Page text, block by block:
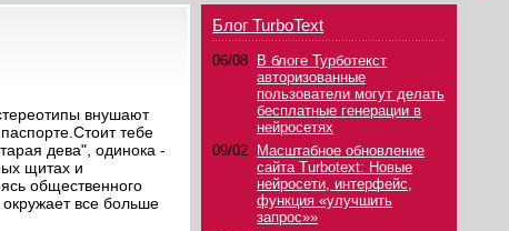
внушают
тебе
дева", одинока -
щитах и
общественного
все больше
Блог TurboText
06/08
В блоге Турботекст
авторизованные
пользователи могут делать
бесплатные генерации в
нейросетях
09/02
Масштабное обновление
сайта Turbotext: Новые
нейросети, интерфейс,
функция «улучшить
запрос»»